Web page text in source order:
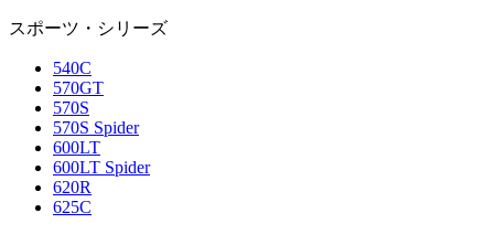
スポーツ・シリーズ
540C
570GT
570S
570S Spider
600LT
600LT Spider
620R
625C